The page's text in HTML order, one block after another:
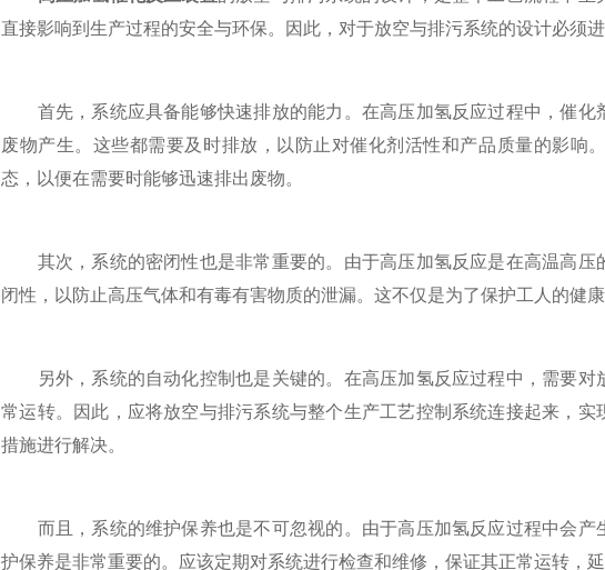
直接影响到生产过程的安全与环保。因此，对于放空与排污系统的设计必须
首先，系统应具备能够快速排放的能力。在高压加氢反应过程中，催化
废物产生。这些都需要及时排放，以防止对催化剂活性和产品质量的影响
态，以便在需要时能够迅速排出废物。
其次，系统的密闭性也是非常重要的。由于高压加氢反应是在高温高压
闭性，以防止高压气体和有毒有害物质的泄漏。这不仅是为了保护工人的健
另外，系统的自动化控制也是关键的。在高压加氢反应过程中，需要对
常运转。因此，应将放空与排污系统与整个生产工艺控制系统连接起来，
措施进行解决。
而且，系统的维护保养也是不可忽视的。由于高压加氢反应过程中会产
护保养是非常重要的。应该定期对系统进行检查和维修，保证其正常运转，延